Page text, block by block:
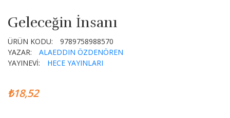
Geleceğin İnsanı
ÜRÜN KODU:
9789758988570
YAZAR:
ALAEDDIN ÖZDENÖREN
YAYINEVİ:
HECE YAYINLARI
₺18,52